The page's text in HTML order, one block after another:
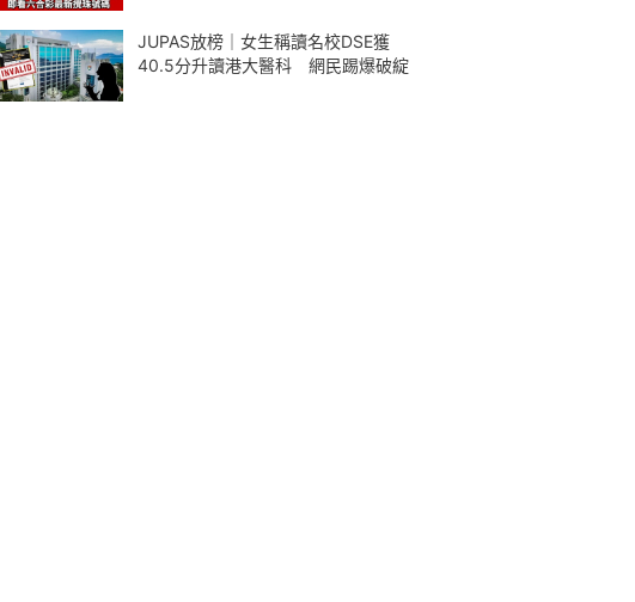
JUPAS放榜｜女生稱讀名校DSE獲
40.5分升讀港大醫科 網民踢爆破綻